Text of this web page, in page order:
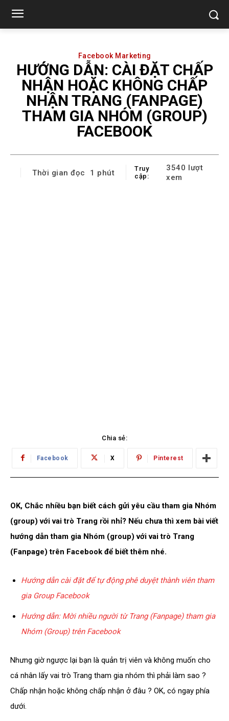
Facebook Marketing
HƯỚNG DẪN: CÀI ĐẶT CHẤP
NHẬN HOẶC KHÔNG CHẤP
NHẬN TRANG (FANPAGE)
THAM GIA NHÓM (GROUP)
FACEBOOK
Thời gian đọc 1 phút
Truy
cập:
3540 lượt
xem
Chia sẻ:
Facebook X Pinterest
OK, Chắc nhiều bạn biết cách gửi yêu cầu tham gia Nhóm
(group) với vai trò Trang rồi nhỉ? Nếu chưa thì xem bài viết
hướng dẫn tham gia Nhóm (group) với vai trò Trang
(Fanpage) trên Facebook để biết thêm nhé.
Hướng dẫn cài đặt để tự động phê duyệt thành viên tham
gia Group Facebook
Hướng dẫn: Mời nhiều người từ Trang (Fanpage) tham gia
Nhóm (Group) trên Facebook
Nhưng giờ ngược lại bạn là quản trị viên và không muốn cho
cá nhân lấy vai trò Trang tham gia nhóm thì phải làm sao ?
Chấp nhận hoặc không chấp nhận ở đâu ? OK, có ngay phía
dưới.